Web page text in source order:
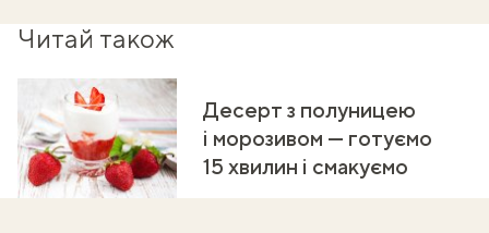
Читай також
Десерт з полуницею
і морозивом — готуємо
15 хвилин і смакуємо